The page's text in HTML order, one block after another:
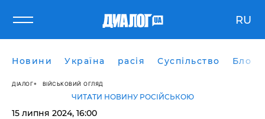
RU
Новини Україна расія Суспільство Блоги
ДІАЛОГ ВІЙСЬКОВИЙ ОГЛЯД
ЧИТАТИ НОВИНУ РОСІЙСЬКОЮ
15 липня 2024, 16:00